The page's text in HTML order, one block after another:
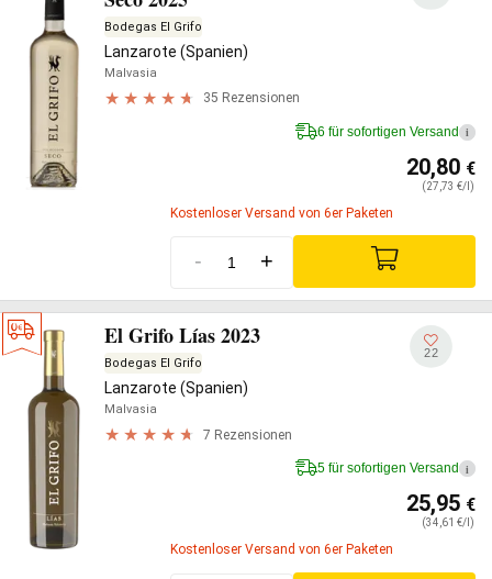
Bodegas El Grifo
Lanzarote (Spanien)
Malvasia
35 Rezensionen
6 für sofortigen Versand i
20,80 €
(27,73 €/l)
Kostenloser Versand von 6er Paketen
- +
El Grifo Lías 2023
Bodegas El Grifo
Lanzarote (Spanien)
Malvasia
7 Rezensionen
22
5 für sofortigen Versand i
25,95 €
(34,61 €/l)
Kostenloser Versand von 6er Paketen